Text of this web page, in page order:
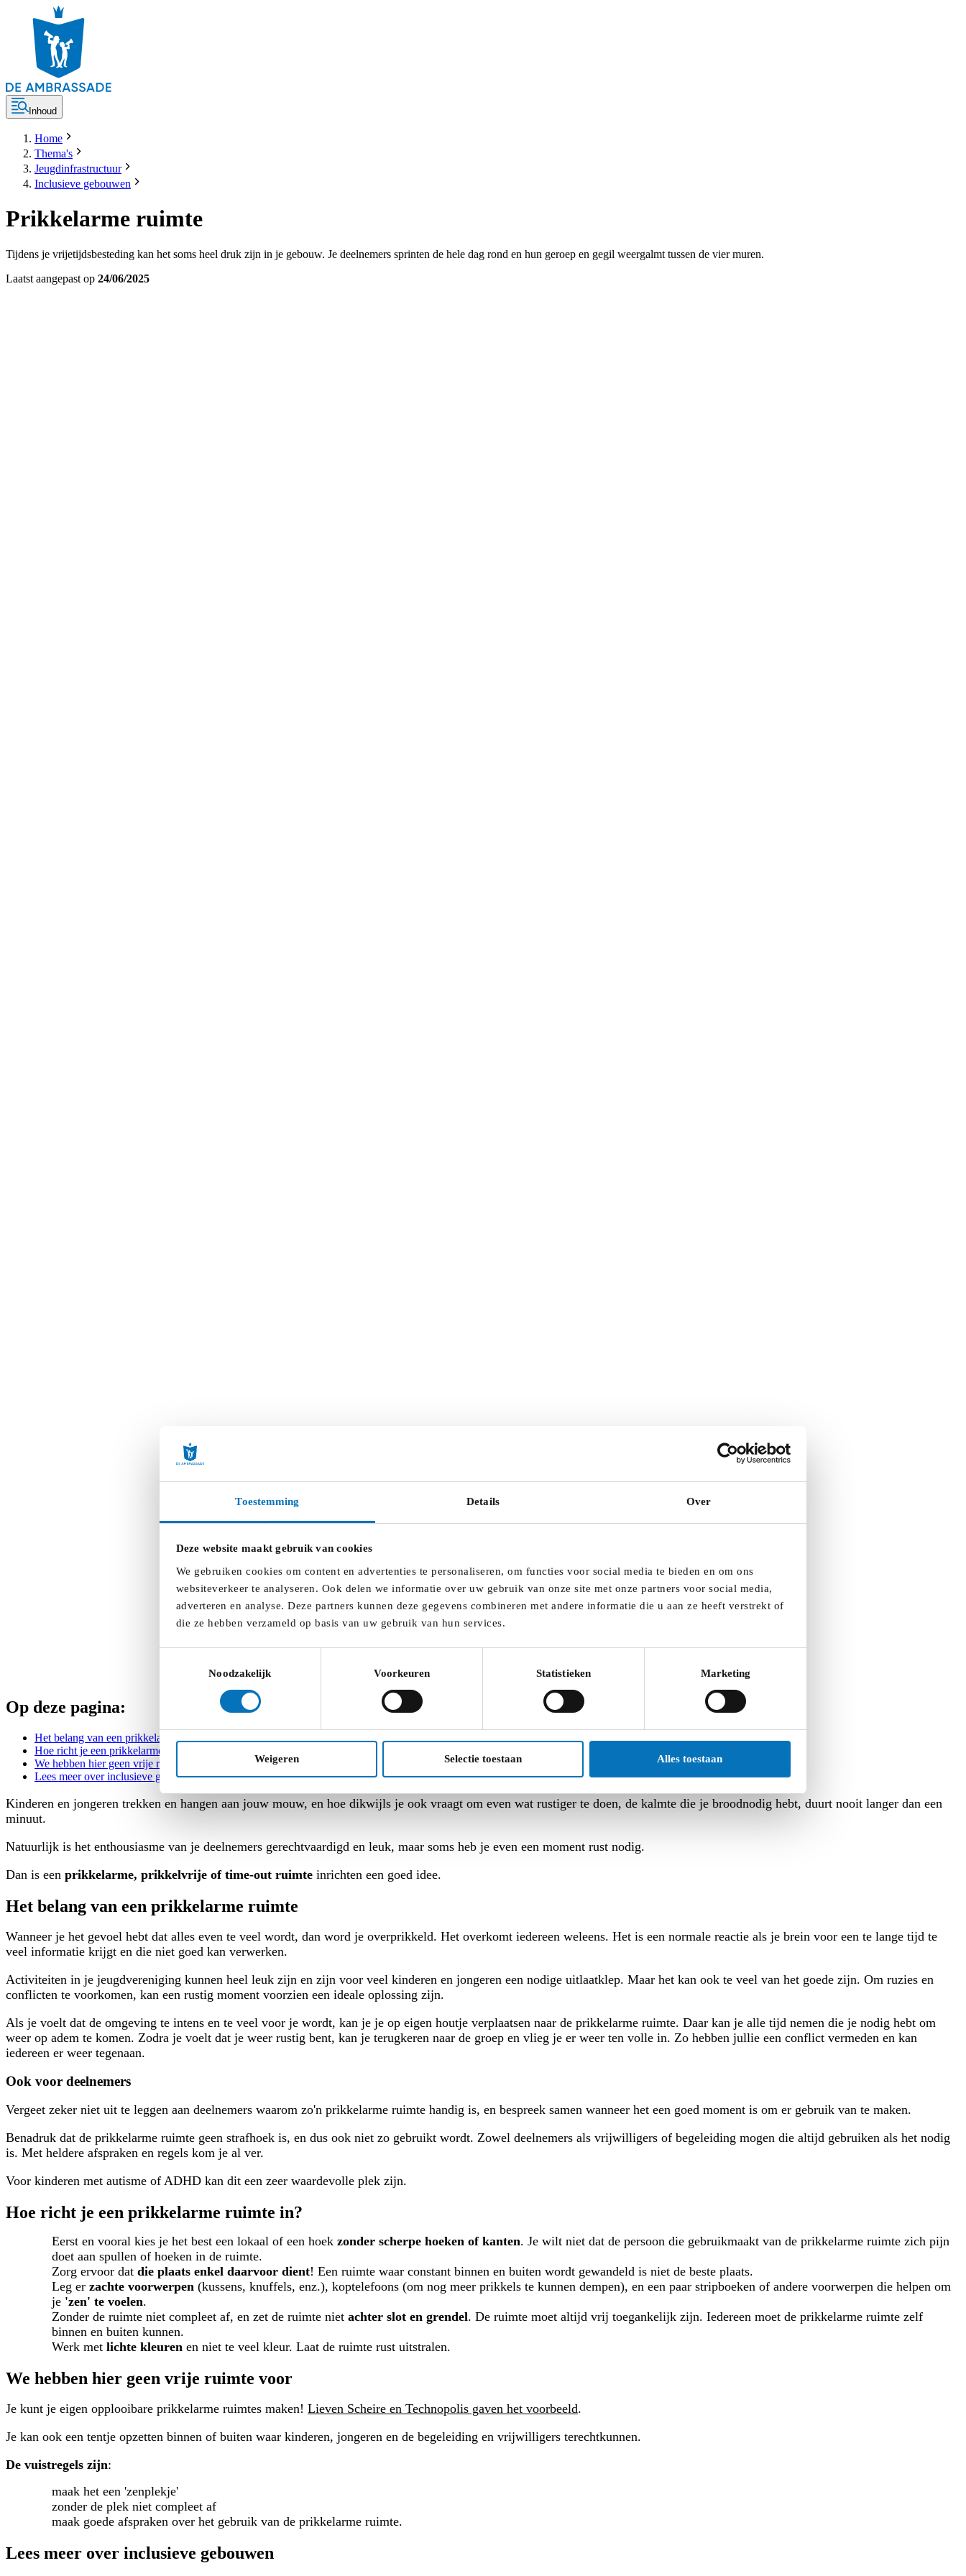
Toestemming Details Over
Deze website maakt gebruik van cookies
We gebruiken cookies om content en advertenties te personaliseren, om functies voor social media te bieden en om ons
websiteverkeer te analyseren. Ook delen we informatie over uw gebruik van onze site met onze partners voor social media,
adverteren en analyse. Deze partners kunnen deze gegevens combineren met andere informatie die u aan ze heeft verstrekt of
die ze hebben verzameld op basis van uw gebruik van hun services.
Noodzakelijk
Voorkeuren Statistieken Marketing
Weigeren Selectie toestaan Alles toestaan
Inhoud
Home
Thema's
Jeugdinfrastructuur
Inclusieve gebouwen
Prikkelarme ruimte
Tijdens je vrijetijdsbesteding kan het soms heel druk zijn in je gebouw. Je deelnemers sprinten de hele dag rond en hun geroep en gegil weergalmt tussen de vier muren.
Laatst aangepast op 24/06/2025
Op deze pagina:
Het belang van een prikkelarme ruimte
Hoe richt je een prikkelarme ruimte in?
We hebben hier geen vrije ruimte voor
Lees meer over inclusieve gebouwen
Kinderen en jongeren trekken en hangen aan jouw mouw, en hoe dikwijls je ook vraagt om even wat rustiger te doen, de kalmte die je broodnodig hebt, duurt nooit langer dan een
minuut.
Natuurlijk is het enthousiasme van je deelnemers gerechtvaardigd en leuk, maar soms heb je even een moment rust nodig.
Dan is een prikkelarme, prikkelvrije of time-out ruimte inrichten een goed idee.
Het belang van een prikkelarme ruimte
Wanneer je het gevoel hebt dat alles even te veel wordt, dan word je overprikkeld. Het overkomt iedereen weleens. Het is een normale reactie als je brein voor een te lange tijd te
veel informatie krijgt en die niet goed kan verwerken.
Activiteiten in je jeugdvereniging kunnen heel leuk zijn en zijn voor veel kinderen en jongeren een nodige uitlaatklep. Maar het kan ook te veel van het goede zijn. Om ruzies en
conflicten te voorkomen, kan een rustig moment voorzien een ideale oplossing zijn.
Als je voelt dat de omgeving te intens en te veel voor je wordt, kan je je op eigen houtje verplaatsen naar de prikkelarme ruimte. Daar kan je alle tijd nemen die je nodig hebt om
weer op adem te komen. Zodra je voelt dat je weer rustig bent, kan je terugkeren naar de groep en vlieg je er weer ten volle in. Zo hebben jullie een conflict vermeden en kan
iedereen er weer tegenaan.
Ook voor deelnemers
Vergeet zeker niet uit te leggen aan deelnemers waarom zo'n prikkelarme ruimte handig is, en bespreek samen wanneer het een goed moment is om er gebruik van te maken.
Benadruk dat de prikkelarme ruimte geen strafhoek is, en dus ook niet zo gebruikt wordt. Zowel deelnemers als vrijwilligers of begeleiding mogen die altijd gebruiken als het nodig
is. Met heldere afspraken en regels kom je al ver.
Voor kinderen met autisme of ADHD kan dit een zeer waardevolle plek zijn.
Hoe richt je een prikkelarme ruimte in?
Eerst en vooral kies je het best een lokaal of een hoek zonder scherpe hoeken of kanten. Je wilt niet dat de persoon die gebruikmaakt van de prikkelarme ruimte zich pijn
doet aan spullen of hoeken in de ruimte.
Zorg ervoor dat die plaats enkel daarvoor dient! Een ruimte waar constant binnen en buiten wordt gewandeld is niet de beste plaats.
Leg er zachte voorwerpen (kussens, knuffels, enz.), koptelefoons (om nog meer prikkels te kunnen dempen), en een paar stripboeken of andere voorwerpen die helpen om
je 'zen' te voelen.
Zonder de ruimte niet compleet af, en zet de ruimte niet achter slot en grendel. De ruimte moet altijd vrij toegankelijk zijn. Iedereen moet de prikkelarme ruimte zelf
binnen en buiten kunnen.
Werk met lichte kleuren en niet te veel kleur. Laat de ruimte rust uitstralen.
We hebben hier geen vrije ruimte voor
Je kunt je eigen opplooibare prikkelarme ruimtes maken! Lieven Scheire en Technopolis gaven het voorbeeld.
Je kan ook een tentje opzetten binnen of buiten waar kinderen, jongeren en de begeleiding en vrijwilligers terechtkunnen.
De vuistregels zijn:
maak het een 'zenplekje'
zonder de plek niet compleet af
maak goede afspraken over het gebruik van de prikkelarme ruimte.
Lees meer over inclusieve gebouwen